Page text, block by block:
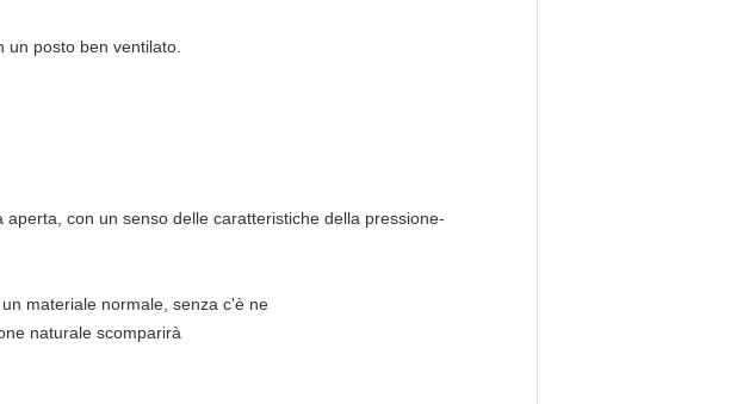
posto ben ventilato.
con un senso delle caratteristiche della pressione-
materiale normale, senza c'è ne
naturale scomparirà